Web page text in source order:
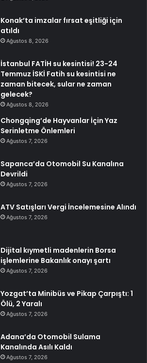
Konak’ta imzalar fırsat eşitliği için
atıldı
Ağustos 8, 2026
İstanbul FATİH su kesintisi! 23-24
Temmuz İSKİ Fatih su kesintisi ne
zaman bitecek, sular ne zaman
gelecek?
Ağustos 8, 2026
Chongqing’de Hayvanlar İçin Yaz
Serinletme Önlemleri
Ağustos 7, 2026
Sapanca’da Otomobil Su Kanalına
Devrildi
Ağustos 7, 2026
ATV Satışları Vergi İncelemesine Alındı
Ağustos 7, 2026
Dijital kıymetli madenlerin Borsa
işlemlerine Bakanlık onayı şartı
Ağustos 7, 2026
Yozgat’ta Minibüs ve Pikap Çarpıştı: 1
Ölü, 2 Yaralı
Ağustos 7, 2026
Adana’da Otomobil Sulama
Kanalında Asılı Kaldı
Ağustos 7, 2026